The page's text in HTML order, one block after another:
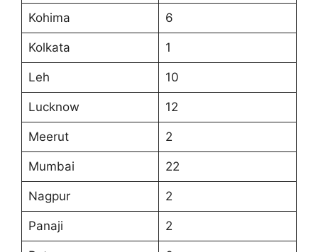
Kohima 6
Kolkata 1
Leh 10
Lucknow 12
Meerut 2
Mumbai 22
Nagpur 2
Panaji 2